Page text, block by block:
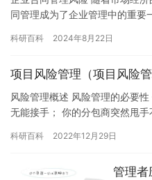
同管理成为了企业管理中的重要
的风…
科研百科 2024年8月22日
项目风险管理（项目风险管
风险管理概述 风险管理的必要
无能接手； 你的分包商突然甩
科研百科 2022年12月29日
管理者